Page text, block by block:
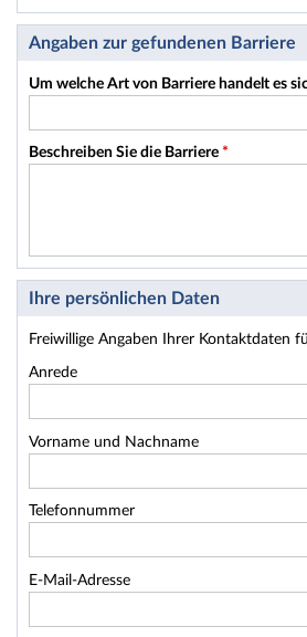
Dieses Formular enthält Pflichtfelder.
Angaben zur gefundenen Barriere
Um welche Art von Barriere handelt es
Beschreiben Sie die Barriere *
Ihre persönlichen Daten
Freiwillige Angaben Ihrer Kontaktdaten
Anrede
Vorname und Nachname
Telefonnummer
E-Mail-Adresse